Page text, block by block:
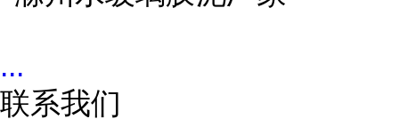
...
联系我们